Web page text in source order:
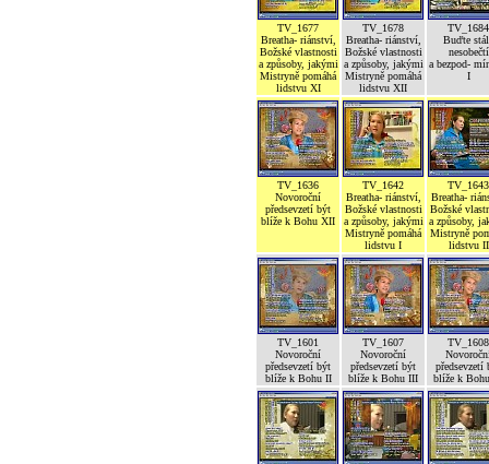
TV_1677
Breatha- riánství,
Božské vlastnosti
a způsoby, jakými
Mistryně pomáhá
lidstvu XI
TV_1678
Breatha- riánství,
Božské vlastnosti
a způsoby, jakými
Mistryně pomáhá
lidstvu XII
TV_1684
Buďte
nesobečtí
a bezpod-
I
TV_1636
Novoroční
předsevzetí být
blíže k Bohu XII
TV_1642
Breatha- riánství,
Božské vlastnosti
a způsoby, jakými
Mistryně pomáhá
lidstvu I
TV_1643
Breatha-
Božské
a způsoby,
Mistryně
lidstvu II
TV_1601
Novoroční
předsevzetí být
blíže k Bohu II
TV_1607
Novoroční
předsevzetí být
blíže k Bohu III
TV_1608
předsevzetí
blíže k